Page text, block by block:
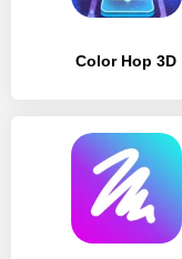
Color Hop 3D